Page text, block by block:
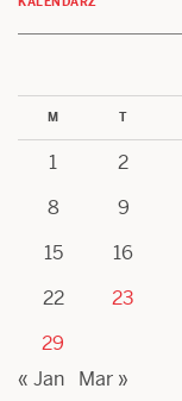
M T
1 2
8
9
15
16
22
23
29
« Jan
Mar »